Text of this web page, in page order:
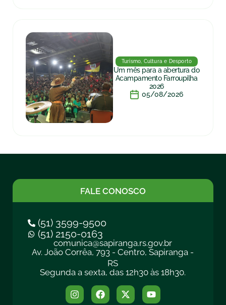
Turismo, Cultura e Desporto
Um mês para a abertura do
Acampamento Farroupilha
2026
05/08/2026
FALE CONOSCO
(51) 3599-9500
(51) 2150-0163
comunica@sapiranga.rs.gov.br
Av. João Corrêa, 793 - Centro, Sapiranga -
RS
Segunda a sexta, das 12h30 às 18h30.